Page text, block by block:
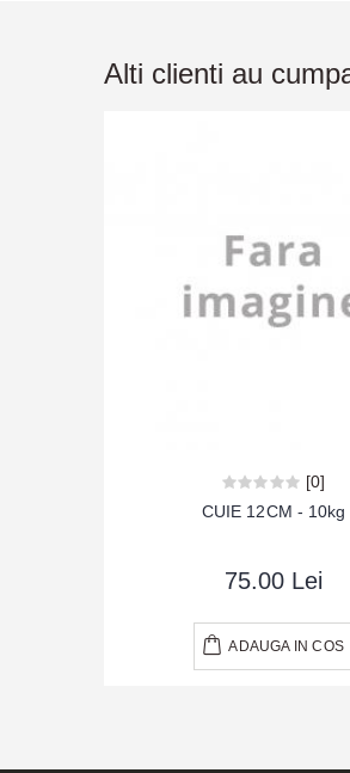
Alti clienti au
[0]
CUIE 12CM - 10kg
75.00 Lei
ADAUGA IN COS